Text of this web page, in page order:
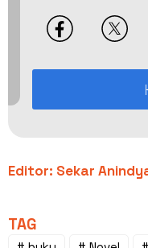
Editor: Sekar
TAG